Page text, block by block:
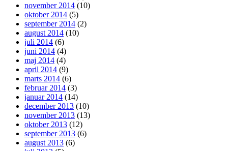
november 2014 (10)
oktober 2014 (5)
september 2014 (2)
august 2014 (10)
juli 2014 (6)
juni 2014 (4)
maj 2014 (4)
april 2014 (9)
marts 2014 (6)
februar 2014 (3)
januar 2014 (14)
december 2013 (10)
november 2013 (13)
oktober 2013 (12)
september 2013 (6)
august 2013 (6)